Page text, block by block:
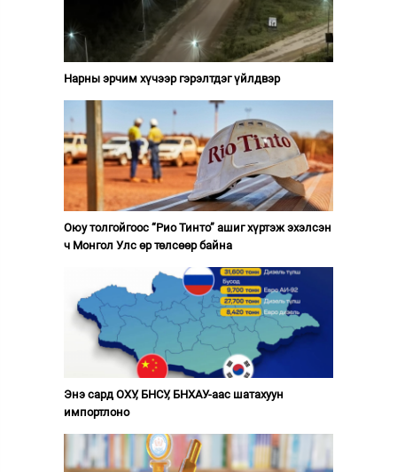
Нарны эрчим хүчээр гэрэлтдэг үйлдвэр
Оюу толгойгоос “Рио Тинто” ашиг хүртэж эхэлсэн
ч Монгол Улс өр төлсөөр байна
Энэ сард ОХУ, БНСУ, БНХАУ-аас шатахуун
импортлоно